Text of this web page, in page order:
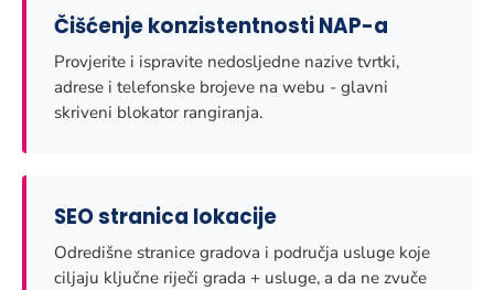
Čišćenje konzistentnosti NAP-a
Provjerite i ispravite nedosljedne nazive tvrtki,
adrese i telefonske brojeve na webu - glavni
skriveni blokator rangiranja.
SEO stranica lokacije
Odredišne ​​stranice gradova i područja usluge koje
ciljaju ključne riječi grada + usluge, a da ne zvuče